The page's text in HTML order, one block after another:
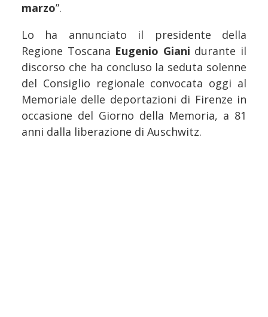
marzo”.
Lo ha annunciato il presidente della
Regione Toscana Eugenio Giani durante il
discorso che ha concluso la seduta solenne
del Consiglio regionale convocata oggi al
Memoriale delle deportazioni di Firenze in
occasione del Giorno della Memoria, a 81
anni dalla liberazione di Auschwitz.